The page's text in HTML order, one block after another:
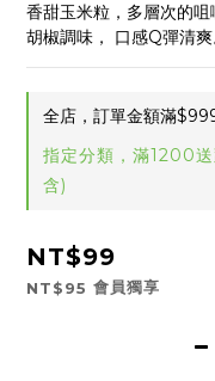
香甜玉米粒，多層次的
胡椒調味， 口感Q彈清爽
全店，訂單金額滿
指定分類，滿1200
含)
NT$99
NT$95 會員獨享